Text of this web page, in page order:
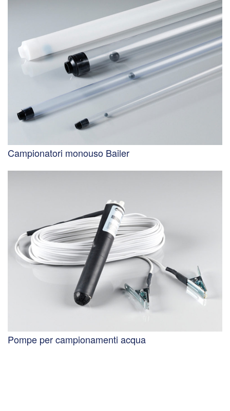
Campionatori monouso Bailer
Pompe per campionamenti acqua